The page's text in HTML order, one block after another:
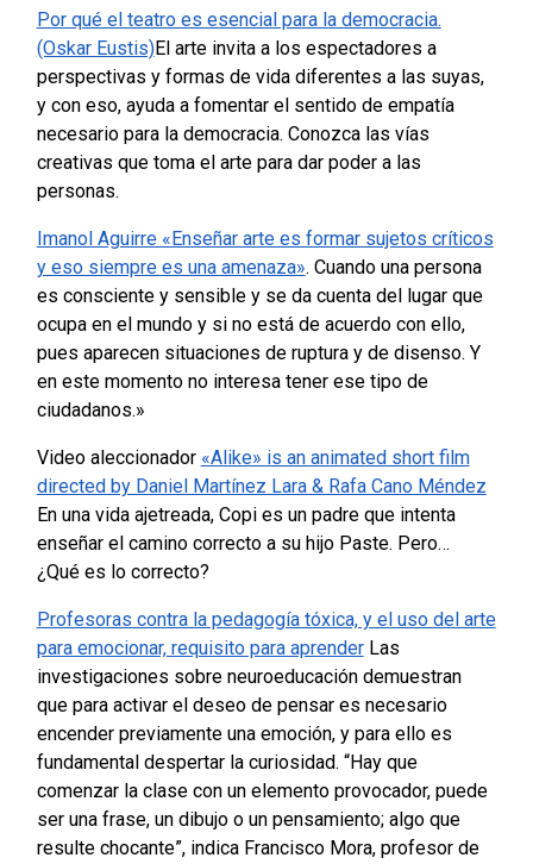
Por qué el teatro es esencial para la democracia.
(Oskar Eustis)El arte invita a los espectadores a
perspectivas y formas de vida diferentes a las suyas,
y con eso, ayuda a fomentar el sentido de empatía
necesario para la democracia. Conozca las vías
creativas que toma el arte para dar poder a las
personas.
Imanol Aguirre «Enseñar arte es formar sujetos críticos
y eso siempre es una amenaza». Cuando una persona
es consciente y sensible y se da cuenta del lugar que
ocupa en el mundo y si no está de acuerdo con ello,
pues aparecen situaciones de ruptura y de disenso. Y
en este momento no interesa tener ese tipo de
ciudadanos.»
Video aleccionador «Alike» is an animated short film
directed by Daniel Martínez Lara & Rafa Cano Méndez
En una vida ajetreada, Copi es un padre que intenta
enseñar el camino correcto a su hijo Paste. Pero…
¿Qué es lo correcto?
Profesoras contra la pedagogía tóxica, y el uso del arte
para emocionar, requisito para aprender Las
investigaciones sobre neuroeducación demuestran
que para activar el deseo de pensar es necesario
encender previamente una emoción, y para ello es
fundamental despertar la curiosidad. “Hay que
comenzar la clase con un elemento provocador, puede
ser una frase, un dibujo o un pensamiento; algo que
resulte chocante”, indica Francisco Mora, profesor de